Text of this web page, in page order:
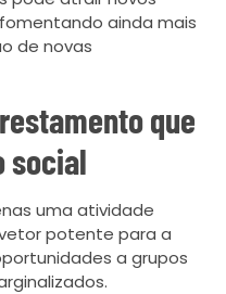
ainda mais
de novas
que
social
uma atividade
potente para a
a grupos